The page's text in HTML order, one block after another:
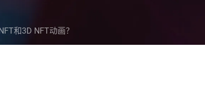
和3D NFT动画？